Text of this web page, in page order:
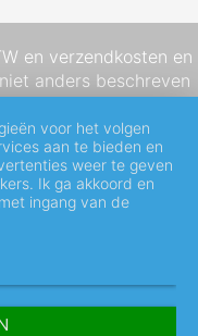
en verzendkosten en
anders beschreven
voor het volgen
aan te bieden en
weer te geven
Ik ga akkoord en
ingang van de